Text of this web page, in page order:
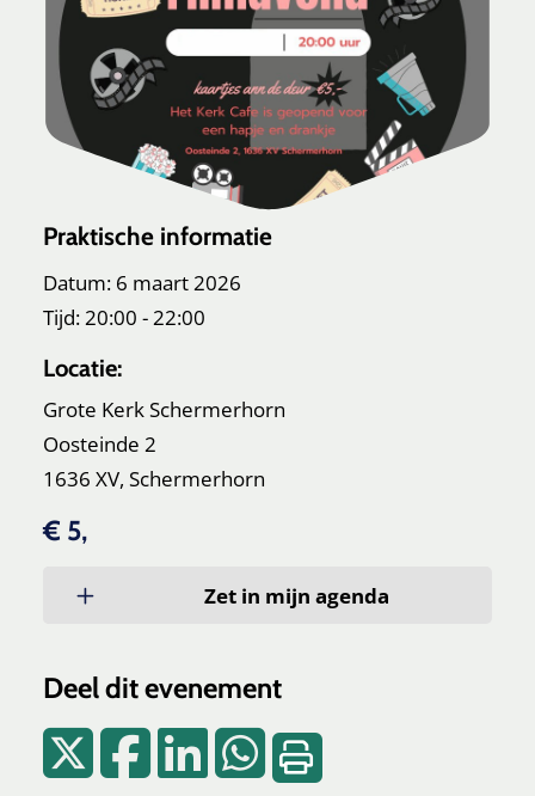
Praktische informatie
Datum: 6 maart 2026
Tijd: 20:00 - 22:00
Locatie:
Grote Kerk Schermerhorn
Oosteinde 2
1636 XV, Schermerhorn
€ 5,
Zet in mijn agenda
Deel dit evenement